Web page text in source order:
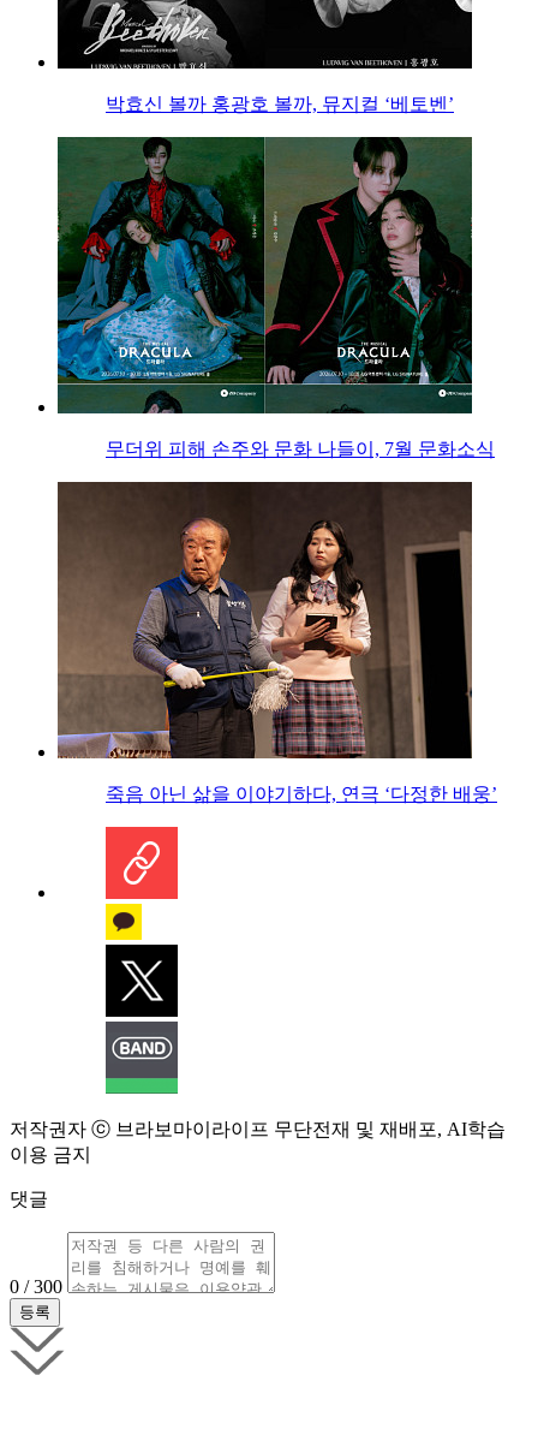
박효신 볼까 홍광호 볼까, 뮤지컬 ‘베토벤’
무더위 피해 손주와 문화 나들이, 7월 문화소식
죽음 아닌 삶을 이야기하다, 연극 ‘다정한 배웅’
저작권자 ⓒ 브라보마이라이프 무단전재 및 재배포, AI학습
이용 금지
댓글
0 / 300